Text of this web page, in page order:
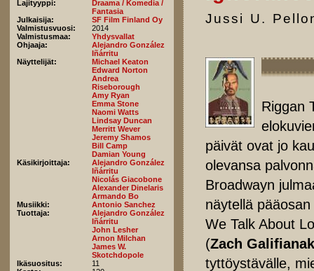
Lajityyppi:
Draama / Komedia /
Fantasia
Julkaisija:
SF Film Finland Oy
Valmistusvuosi:
2014
Valmistusmaa:
Yhdysvallat
Ohjaaja:
Alejandro González
Iñárritu
Näyttelijät:
Michael Keaton
Edward Norton
Andrea
Riseborough
Amy Ryan
Emma Stone
Naomi Watts
Lindsay Duncan
Merritt Wever
Jeremy Shamos
Bill Camp
Damian Young
Käsikirjoittaja:
Alejandro González
Iñárritu
Nicolás Giacobone
Alexander Dinelaris
Armando Bo
Musiikki:
Antonio Sanchez
Tuottaja:
Alejandro González
Iñárritu
John Lesher
Arnon Milchan
James W.
Skotchdopole
Ikäsuositus:
11
Jussi U.
Riggan
päivät ovat jo
olevansa
Broadwayn
näytellä pääosan
We Talk About
(Zach
tyttöystävälle,